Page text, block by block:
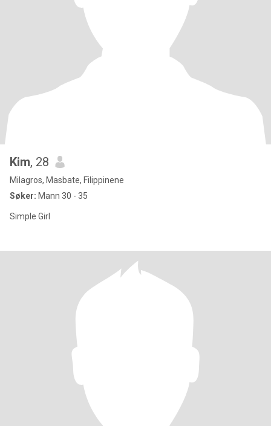
Kim, 28
Milagros, Masbate, Filippinene
Søker: Mann 30 - 35
Simple Girl